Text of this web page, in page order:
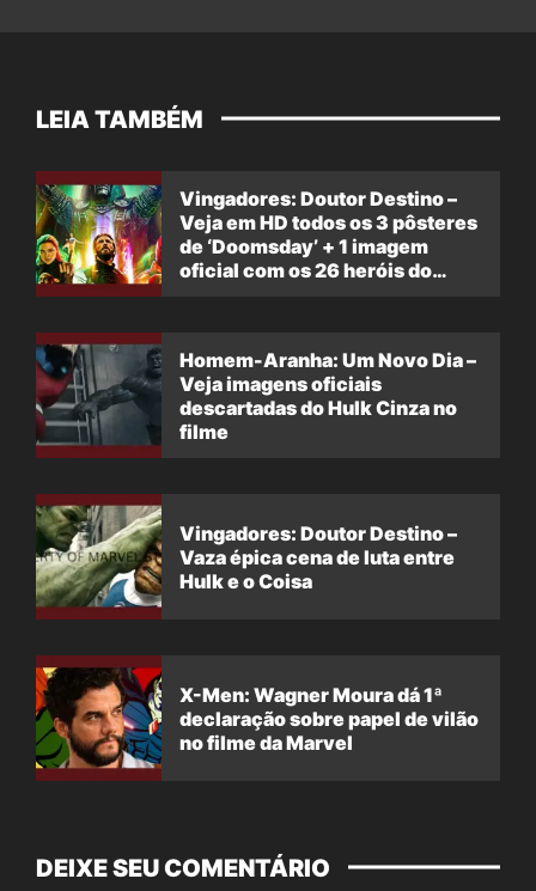
LEIA TAMBÉM
Vingadores: Doutor Destino –
Veja em HD todos os 3 pôsteres
de ‘Doomsday’ + 1 imagem
oficial com os 26 heróis do
Homem-Aranha: Um Novo Dia –
Veja imagens oficiais
descartadas do Hulk Cinza no
filme
Vingadores: Doutor Destino –
Vaza épica cena de luta entre
Hulk e o Coisa
X-Men: Wagner Moura dá 1ª
declaração sobre papel de vilão
no filme da Marvel
DEIXE SEU COMENTÁRIO